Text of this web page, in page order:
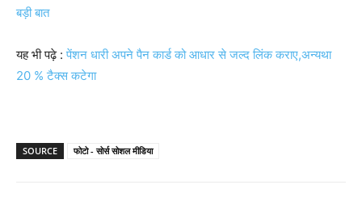
बड़ी बात
यह भी पढ़े :पेंशन धारी अपने पैन कार्ड को आधार से जल्द लिंक कराए,अन्यथा
20 % टैक्स कटेगा
SOURCE फोटो - सोर्स सोशल मीडिया